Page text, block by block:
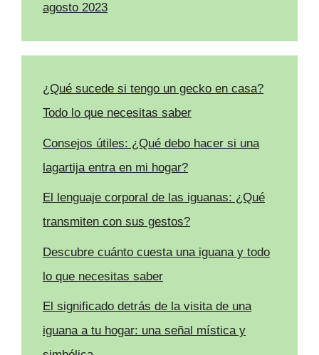
agosto 2023
¿Qué sucede si tengo un gecko en casa?
Todo lo que necesitas saber
Consejos útiles: ¿Qué debo hacer si una
lagartija entra en mi hogar?
El lenguaje corporal de las iguanas: ¿Qué
transmiten con sus gestos?
Descubre cuánto cuesta una iguana y todo
lo que necesitas saber
El significado detrás de la visita de una
iguana a tu hogar: una señal mística y